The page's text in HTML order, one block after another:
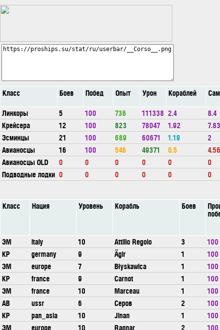
Класс Боев Побед Опыт Урон Кораблей
Линкоры
5 100 736 111338 2.4
8.4
Крейсера
12 100 823 78047 1.92
7.83
Эсминцы
21 100 689 60671 1.19
2
Авианосцы
16 100 546 49371 0.5
4.56
Авианосцы OLD
0 0 0 0 0
0
Подводные лодки 0 0 0 0 0 0
Класс Нация Уровень Корабль Боев
ЭМ italy 10 Attilio Regolo 3
100
КР
germany 9 Ägir 1
100
ЭМ
europe 7 Błyskawica 1
100
КР
france 9 Carnot 1
100
ЭМ
france 10 Marceau 1
100
АВ
ussr 6 Серов 2
100
КР
pan_asia 10 Jinan 1
100
ЭМ
europe 10 Ragnar 2
100